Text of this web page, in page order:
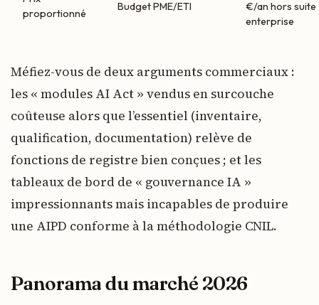
proportionné
Budget PME/ETI
€/an hors suite
enterprise
Méfiez-vous de deux arguments commerciaux :
les « modules AI Act » vendus en surcouche
coûteuse alors que l’essentiel (inventaire,
qualification, documentation) relève de
fonctions de registre bien conçues ; et les
tableaux de bord de « gouvernance IA »
impressionnants mais incapables de produire
une AIPD conforme à la méthodologie CNIL.
Panorama du marché 2026